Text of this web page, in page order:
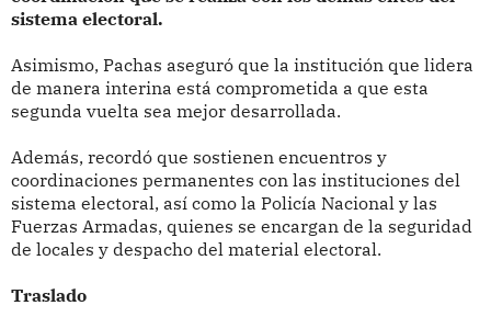
sistema electoral.
Asimismo, Pachas aseguró que la institución que lidera
de manera interina está comprometida a que esta
segunda vuelta sea mejor desarrollada.
Además, recordó que sostienen encuentros y
coordinaciones permanentes con las instituciones del
sistema electoral, así como la Policía Nacional y las
Fuerzas Armadas, quienes se encargan de la seguridad
de locales y despacho del material electoral.
Traslado